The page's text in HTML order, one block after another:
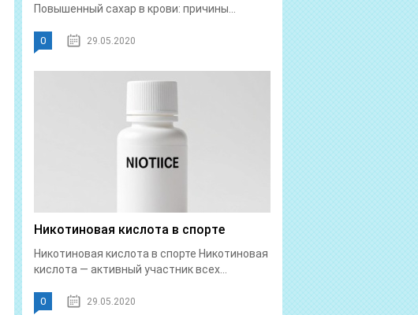
Повышенный сахар в крови: причины...
0 29.05.2020
Никотиновая кислота в спорте
Никотиновая кислота в спорте Никотиновая
кислота — активный участник всех...
0 29.05.2020